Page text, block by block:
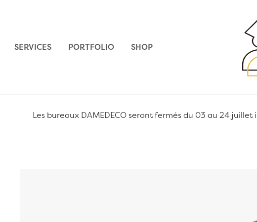
SERVICES PORTFOLIO SHOP
Les bureaux DAMEDECO seront fermés du 03 au 24